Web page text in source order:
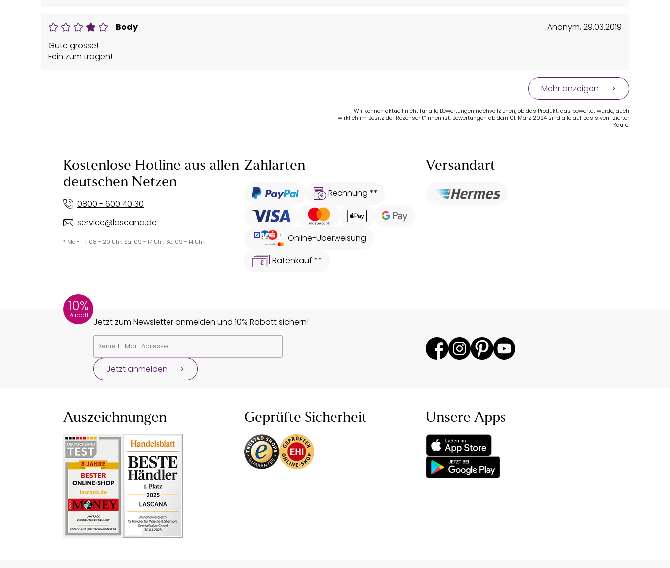
Body Anonym,29.03.2019
Gute grösse!
Fein zum tragen!
Mehr anzeigen
Wir können aktuell nicht für alle Bewertungen nachvollziehen, ob das Produkt, das bewertet wurde, auch
wirklich im Besitz der Rezensent*innen ist. Bewertungen ab dem 01. März 2024 sind alle auf Basis verifizierter
Käufe.
Kostenlose Hotline aus allen
deutschen Netzen
0800 - 600 40 30
service@lascana.de
* Mo - Fr: 08 - 20 Uhr; Sa: 09 - 17 Uhr; So: 09 - 14 Uhr.
Zahlarten
Rechnung **
Online-Überweisung
Ratenkauf **
Versandart
10%
Rabatt
Jetzt zum Newsletter anmelden und 10% Rabatt sichern!
Jetzt anmelden
Auszeichnungen Geprüfte Sicherheit Unsere Apps